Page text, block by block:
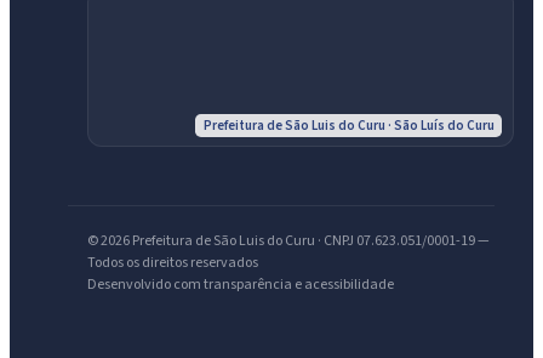
Prefeitura de São Luis do Curu · São Luís do Curu
© 2026 Prefeitura de São Luis do Curu · CNPJ 07.623.051/0001-19 —
Todos os direitos reservados
Desenvolvido com transparência e acessibilidade